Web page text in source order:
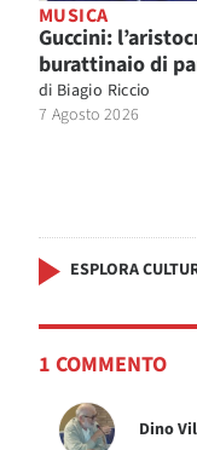
MUSICA
Guccini:
burattinaio di
di Biagio Riccio
7 Agosto 2026
ESPLORA
1 COMMENTO
Dino